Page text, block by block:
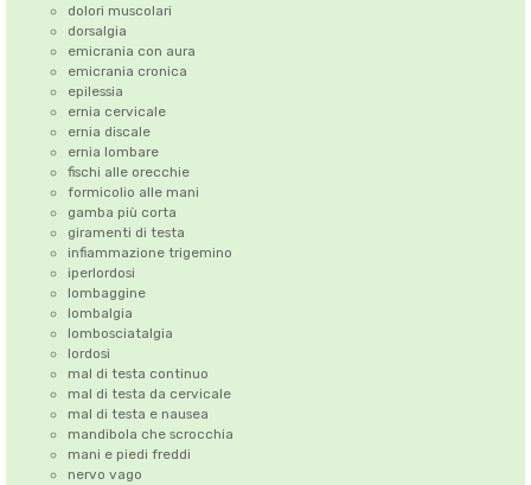
dolori muscolari
dorsalgia
emicrania con aura
emicrania cronica
epilessia
ernia cervicale
ernia discale
ernia lombare
fischi alle orecchie
formicolio alle mani
gamba più corta
giramenti di testa
infiammazione trigemino
iperlordosi
lombaggine
lombalgia
lombosciatalgia
lordosi
mal di testa continuo
mal di testa da cervicale
mal di testa e nausea
mandibola che scrocchia
mani e piedi freddi
nervo vago